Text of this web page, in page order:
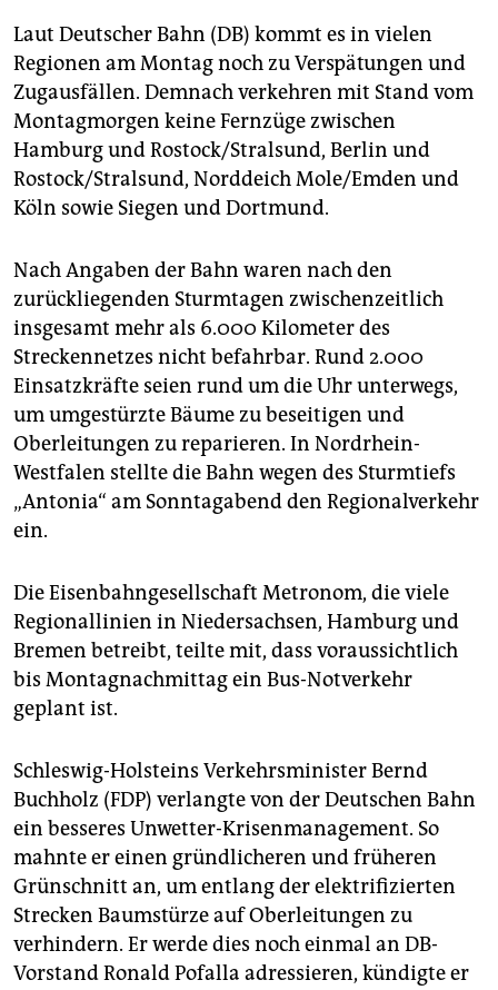
Laut Deutscher Bahn (DB) kommt es in vielen
Regionen am Montag noch zu Verspätungen und
Zugausfällen. Demnach verkehren mit Stand vom
Montagmorgen keine Fernzüge zwischen
Hamburg und Rostock/Stralsund, Berlin und
Rostock/Stralsund, Norddeich Mole/Emden und
Köln sowie Siegen und Dortmund.
Nach Angaben der Bahn waren nach den
zurückliegenden Sturmtagen zwischenzeitlich
insgesamt mehr als 6.000 Kilometer des
Streckennetzes nicht befahrbar. Rund 2.000
Einsatzkräfte seien rund um die Uhr unterwegs,
um umgestürzte Bäume zu beseitigen und
Oberleitungen zu reparieren. In Nordrhein-
Westfalen stellte die Bahn wegen des Sturmtiefs
„Antonia“ am Sonntagabend den Regionalverkehr
ein.
Die Eisenbahngesellschaft Metronom, die viele
Regionallinien in Niedersachsen, Hamburg und
Bremen betreibt, teilte mit, dass voraussichtlich
bis Montagnachmittag ein Bus-Notverkehr
geplant ist.
Schleswig-Holsteins Verkehrsminister Bernd
Buchholz (FDP) verlangte von der Deutschen Bahn
ein besseres Unwetter-Krisenmanagement. So
mahnte er einen gründlicheren und früheren
Grünschnitt an, um entlang der elektrifizierten
Strecken Baumstürze auf Oberleitungen zu
verhindern. Er werde dies noch einmal an DB-
Vorstand Ronald Pofalla adressieren, kündigte er